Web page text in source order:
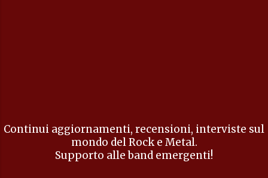
Continui aggiornamenti, recensioni, interviste sul
mondo del Rock e Metal.
Supporto alle band emergenti!